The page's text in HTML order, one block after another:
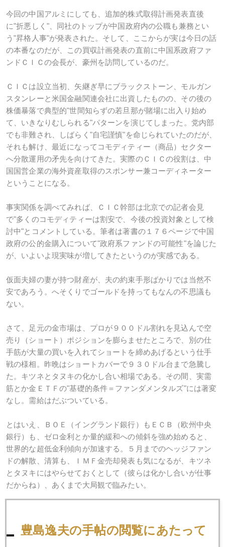
今回の中国アルミにしても、追加的株式取得計画発表直後
に"折悪しく"、同社のトップが中国政府内の公職も兼務とい
う"昇格人事"が発表された。そして、ここからが実は今日の話
の本番なのだが、この買収計画発表の直前に中国系政府ファ
ンドＣＩＣの会長が、豪州を訪問しているのだ。
ＣＩＣは設立当初、矢継ぎ早にブラックストーン、モルガン
スタンレーと米国金融関連会社に出資したものの、その後の
株価暴落で典型的"世間知らずの若旦那が賭場に出入り始め
て、いきなりむしられる"パターンを演じてしまった。党内部
でも非難され、しばらく"自宅謹慎"を命じられていたのだが、
それも解け、最近になってコモディティー（商品）セクター
へ分散運用の矛先を向けてきた。実際のＣＩＣの役割は、中
国国営企業の海外資産取得のスポンサー兼コーディネーター
ということになる。
事実関係を調べてみれば、ＣＩＣ幹部は北京での記者会見
で"多くのコモディティーは割安で、今後の投資対象として検
討中"とコメントしている。筆者は著書の１７６ページで中国
政府の公的金購入について"政府系ファンドの可能性"を論じた
が、いよいよ現実味が増してきたというのが実感である。
仮面夫婦の妻が持つ財産が、夫の約束手形ばかりでは当然不
安であろう。へそくりでゴールドを持ってもなんの不思議も
ない。
さて、足元の金市場は、プロが９００ドル割れを見込んで空
売り（ショート）ポジションを膨らませたところで、別の仕
手筋が大量の買いを入れてショートを締めあげるという仕手
戦の様相。昨晩はショートカバーで９３０ドル台まで急騰し
た。キツネとタヌキの化かし合い相場である。その間、実需
筋とか金ＥＴＦの"基礎的条件＝ファンダメンタルズ"には著変
なし。需給はだぶついている。
とはいえ、ＢＯＥ（イングランド銀行）もＥＣＢ（欧州中央
銀行）も、ゼロ金利とか量的緩和への傾斜を強め始めると、
世界的な超低金利傾向が加速する。５月までのヘッジファン
ドの解散、清算も、ＩＭＦ金売却発表も気になるが、キツネ
とタヌキにはやらせておくとして（彼らは化かし合いが仕事
だからね）、あくまで大局観で臨みたい。
2009年
豊島逸夫の手帖の閲覧にあたって